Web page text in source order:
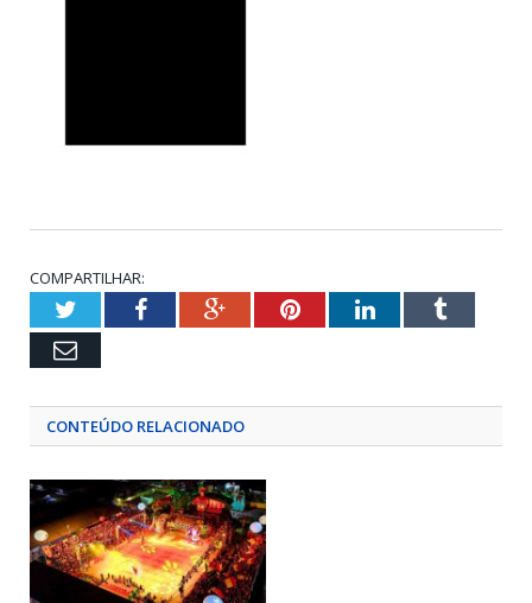
COMPARTILHAR:
TwitterFacebookGoogle+PinterestLinkedInTumblr
Email
CONTEÚDO RELACIONADO